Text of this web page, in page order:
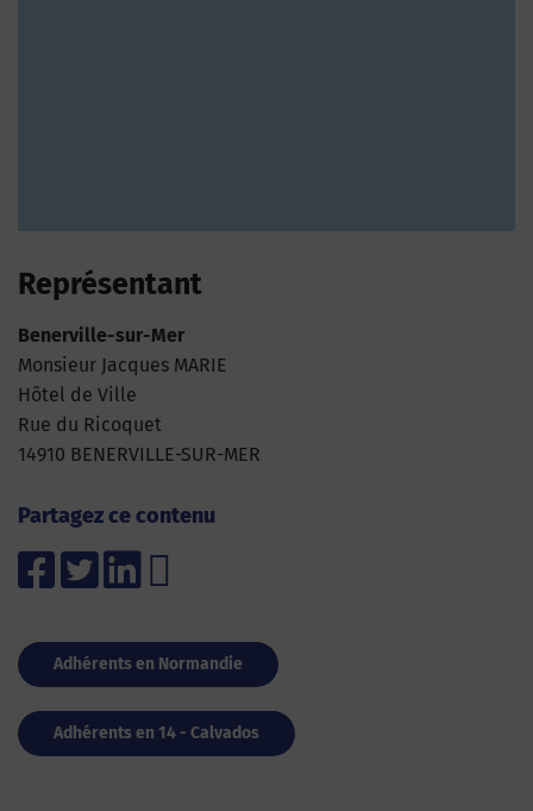
Représentant
Benerville-sur-Mer
Monsieur Jacques MARIE
Hôtel de Ville
Rue du Ricoquet
14910 BENERVILLE-SUR-MER
Partagez ce contenu
Adhérents en Normandie
Adhérents en 14 - Calvados